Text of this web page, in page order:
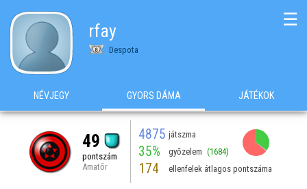
rfay
Despota
☰
NÉVJEGY GYORS DÁMA JÁTÉKOK
49
pontszám
Amatőr
4875 játszma
35% győzelem (1684)
174 ellenfelek átlagos pontszáma